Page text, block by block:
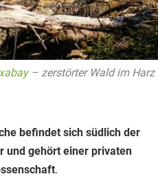
– zerstörter Wald im Harz
befindet sich südlich der
und gehört einer privaten
.